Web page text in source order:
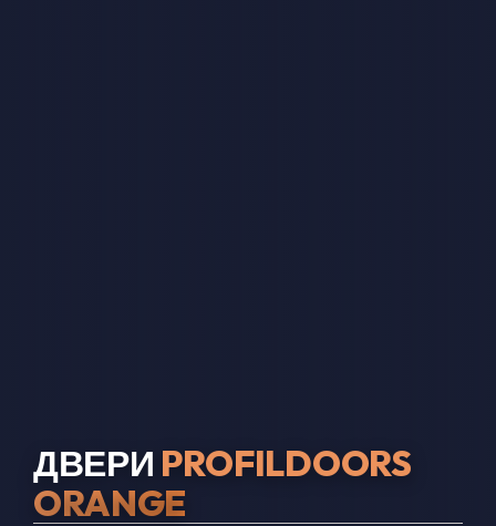
ДВЕРИ PROFILDOORS
ORANGE